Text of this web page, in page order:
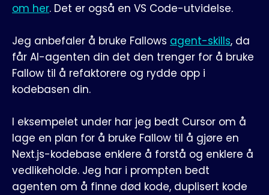
om her. Det er også en VS Code-utvidelse.
Jeg anbefaler å bruke Fallows agent-skills, da
får AI-agenten din det den trenger for å bruke
Fallow til å refaktorere og rydde opp i
kodebasen din.
I eksempelet under har jeg bedt Cursor om å
lage en plan for å bruke Fallow til å gjøre en
Next.js-kodebase enklere å forstå og enklere å
vedlikeholde. Jeg har i prompten bedt
agenten om å finne død kode, duplisert kode